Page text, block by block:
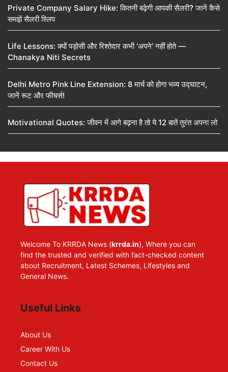
Private Company Salary Hike: कितनी बढ़ेगी आपकी सैलरी? जानें कैसे
समझें सैलरी स्लिप
Life Lessons: क्यों पड़ोसी और रिश्तेदार कभी ‘अपने’ नहीं होते —
Chanakya Niti Secrets
Delhi Metro Pink Line Extension: 8 मार्च को होगा भव्य उद्घाटन,
जानें रूट और फीचर्स!
Motivational Quotes: जीवन में आगे बढ़ना है तो ये 12 बातें तुरंत अपना लो
Welcome To KRRDA News (krrda.in), Where you can
find the trusted and verified with fact-checked content
about Recruitment, Latest Schemes, Lifestyles and
General News.
Useful Links
About Us
Career With Us
Contact Us